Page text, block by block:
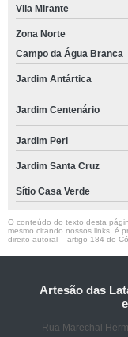
Vila Mirante
Zona Norte
Campo da Água Branca
Jardim Antártica
Jardim Centenário
Jardim Peri
Jardim Santa Cruz
Sítio Casa Verde
O conteúdo do texto desta
mesmo citando nossos links, é
direito autoral – artigo 184 do
Artesão das
Rua Marechal